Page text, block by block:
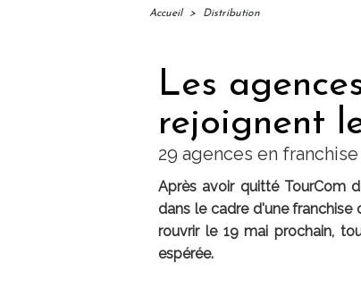
Accueil > Distribution
Les
rejoignent
29 agences en
Après avoir quitté TourCom
dans le cadre d'une
rouvrir le 19 mai prochain,
espérée.